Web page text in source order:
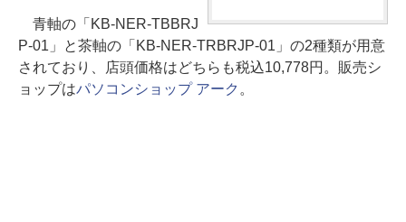
青軸の「KB-NER-TBBRJ
P-01」と茶軸の「KB-NER-TRBRJP-01」の2種類が用意
されており、店頭価格はどちらも税込10,778円。販売シ
ョップはパソコンショップ アーク 。